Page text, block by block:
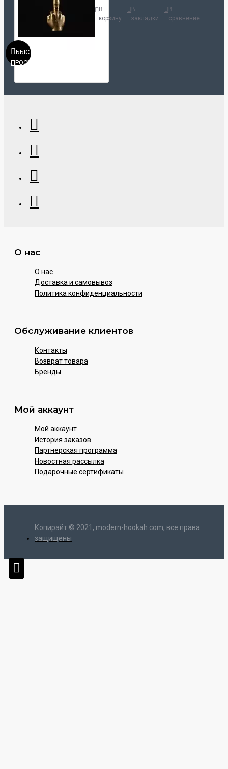
БЫСТРЫЙ
ПРОСМОТР
В
корзину
В
закладки
В
сравнение
О нас
О нас
Доставка и самовывоз
Политика конфиденциальности
Обслуживание клиентов
Контакты
Возврат товара
Бренды
Мой аккаунт
Мой аккаунт
История заказов
Партнерская программа
Новостная рассылка
Подарочные сертификаты
Копирайт © 2021, modern-hookah.com, все права
защищены